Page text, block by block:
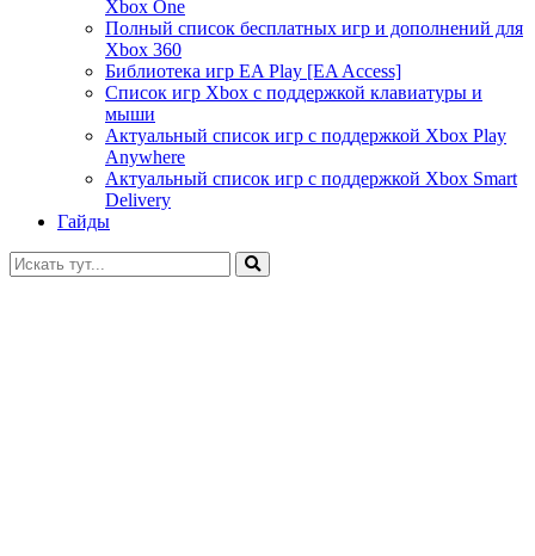
Xbox One
Полный список бесплатных игр и дополнений для
Xbox 360
Библиотека игр EA Play [EA Access]
Список игр Xbox c поддержкой клавиатуры и
мыши
Актуальный список игр с поддержкой Xbox Play
Anywhere
Актуальный список игр с поддержкой Xbox Smart
Delivery
Гайды
Искать: